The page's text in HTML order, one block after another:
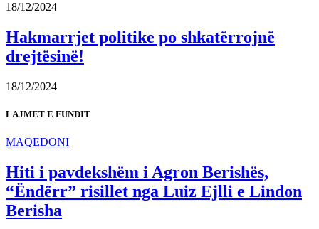
18/12/2024
Hakmarrjet politike po shkatërrojnë
drejtësinë!
18/12/2024
LAJMET E FUNDIT
MAQEDONI
Hiti i pavdekshëm i Agron Berishës,
“Ëndërr” risillet nga Luiz Ejlli e Lindon
Berisha